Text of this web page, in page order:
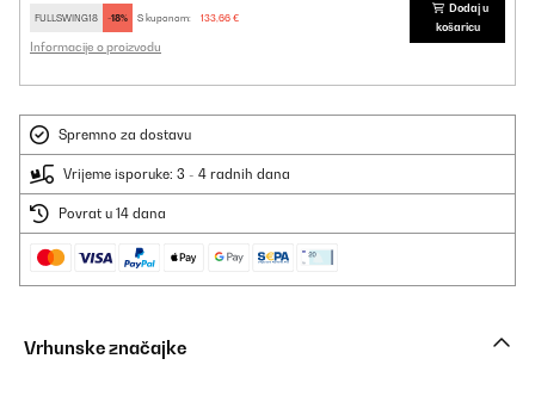
FULLSWING18 -18% S kuponom: 133,66 €
Informacije o proizvodu
Dodaj u
košaricu
Spremno za dostavu
Vrijeme isporuke: 3 - 4 radnih dana
Povrat u 14 dana
Vrhunske značajke